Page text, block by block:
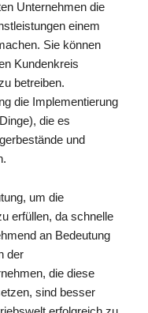
Unternehmen die
einem
Sie können
Kundenkreis
betreiben.
die Implementierung
die es
und
um die
erfüllen, da schnelle
an Bedeutung
der
die diese
sind besser